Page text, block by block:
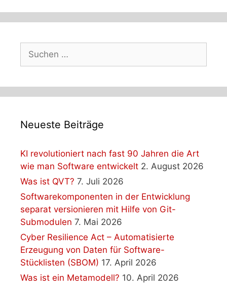
nach:
Neueste Beiträge
KI revolutioniert nach fast 90 Jahren die Art
wie man Software entwickelt 2. August 2026
Was ist QVT? 7. Juli 2026
Softwarekomponenten in der Entwicklung
separat versionieren mit Hilfe von Git-
Submodulen 7. Mai 2026
Cyber Resilience Act – Automatisierte
Erzeugung von Daten für Software-
Stücklisten (SBOM) 17. April 2026
Was ist ein Metamodell? 10. April 2026